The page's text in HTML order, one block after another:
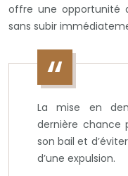
offre une opportunité
sans subir
La mise en
dernière chance
son bail et
d’une expulsion.